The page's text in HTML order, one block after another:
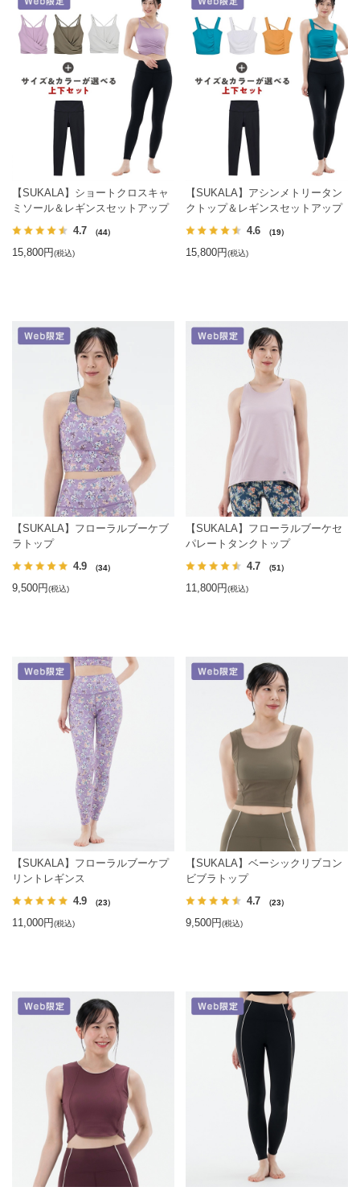
【SUKALA】ショートクロスキャ
ミソール＆レギンスセットアップ
4.7 （44）
15,800円(税込)
【SUKALA】アシンメトリータン
クトップ＆レギンスセットアップ
4.6 （19）
15,800円(税込)
【SUKALA】フローラルブーケブ
ラトップ
4.9 （34）
9,500円(税込)
【SUKALA】フローラルブーケセ
パレートタンクトップ
4.7 （51）
11,800円(税込)
【SUKALA】フローラルブーケプ
リントレギンス
4.9 （23）
11,000円(税込)
【SUKALA】ベーシックリブコン
ビブラトップ
4.7 （23）
9,500円(税込)